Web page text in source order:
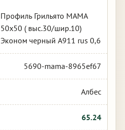
Профиль Грильято МАМА
50х50 ( выс.30/шир.10)
Эконом черный А911 rus 0,6
5690-mama-8965ef67
Албес
65.24